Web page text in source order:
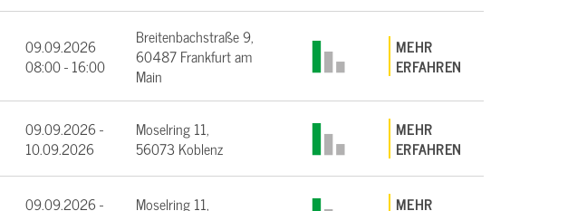
09.09.2026
08:00 - 16:00
Breitenbachstraße 9,
60487 Frankfurt am
Main
MEHR
ERFAHREN
09.09.2026 -
10.09.2026
Moselring 11,
56073 Koblenz
MEHR
ERFAHREN
09.09.2026 -
Moselring 11,
MEHR